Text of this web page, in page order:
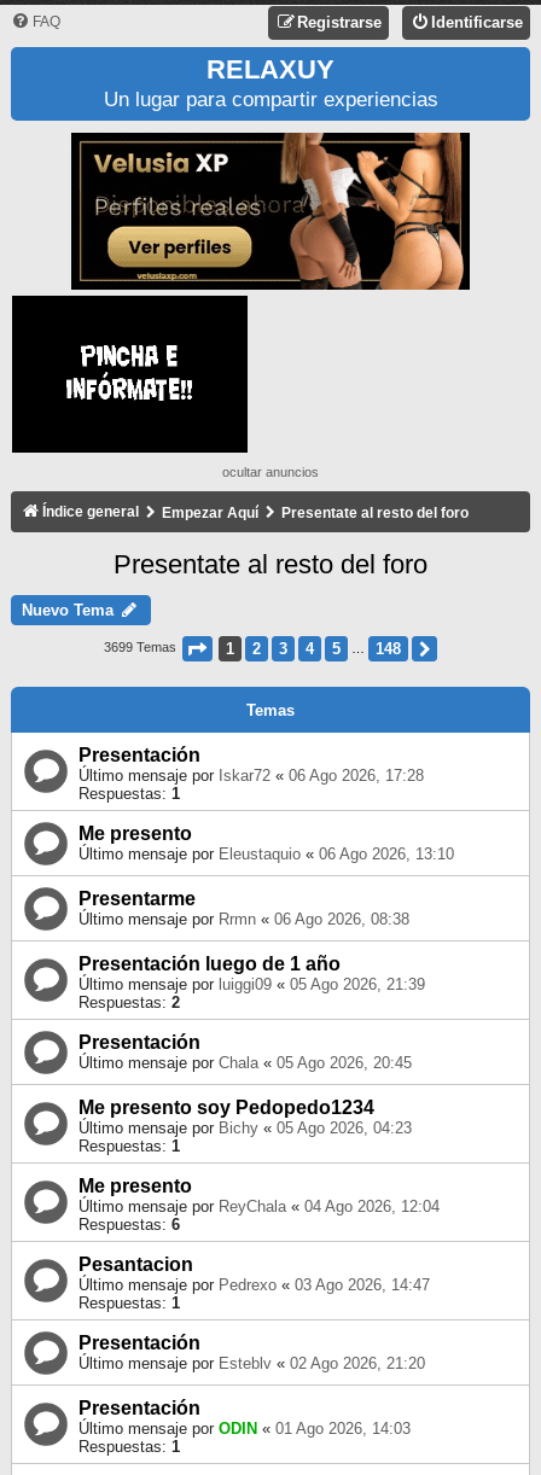
FAQ Identificarse
Registrarse
RELAXUY
Un lugar para compartir experiencias
ocultar anuncios
Índice general Empezar Aquí Presentate al resto del foro
Presentate al resto del foro
Nuevo Tema
3699 Temas Página De 148
1 2 3 4 5 148
Temas
Presentación
Último mensaje por Iskar72 « 06 Ago 2026, 17:28
Respuestas: 1
Me presento
Último mensaje por Eleustaquio « 06 Ago 2026, 13:10
Presentarme
Último mensaje por Rrmn « 06 Ago 2026, 08:38
Presentación luego de 1 año
Último mensaje por luiggi09 « 05 Ago 2026, 21:39
Respuestas: 2
Presentación
Último mensaje por Chala« 05 Ago 2026, 20:45
Me presento soy Pedopedo1234
Último mensaje por Bichy « 05 Ago 2026, 04:23
Respuestas: 1
Me presento
Último mensaje por ReyChala« 04 Ago 2026, 12:04
Respuestas: 6
Pesantacion
Último mensaje por Pedrexo « 03 Ago 2026, 14:47
Respuestas: 1
Presentación
Último mensaje por Esteblv « 02 Ago 2026, 21:20
Presentación
Último mensaje por ODIN « 01 Ago 2026, 14:03
Respuestas: 1